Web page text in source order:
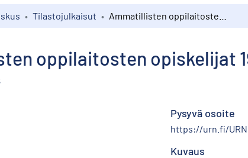
Tilastojulkaisut
oppilaitosten opiskelijat
Pysyvä osoite
https://urn.fi/
Kuvaus